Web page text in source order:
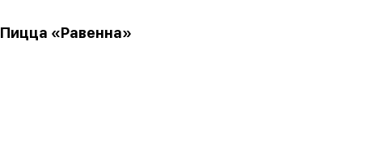
Пицца «Равенна»